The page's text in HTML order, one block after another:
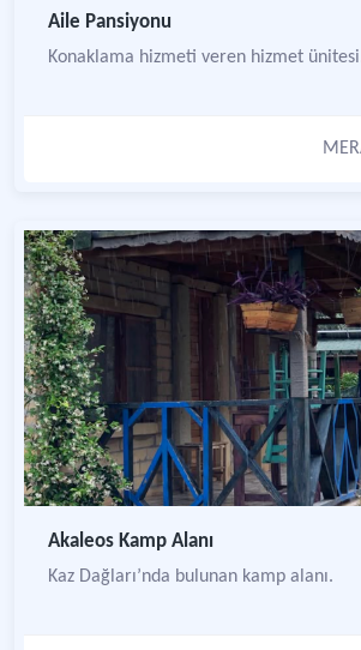
Aile Pansiyonu
Konaklama hizmeti veren hizmet
Akaleos Kamp Alanı
Kaz Dağları’nda bulunan kamp alanı.